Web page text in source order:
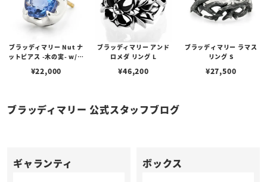
ブラッディマリー Nut ナ
ットピアス -木の実- w/テ
¥22,000
ブラッディマリー アンド
ロメダ リング L
¥46,200
ブラッディマリー ラマス
リング S
¥27,500
ブラッディマリー 公式スタッフブログ
ギャランティ ボックス